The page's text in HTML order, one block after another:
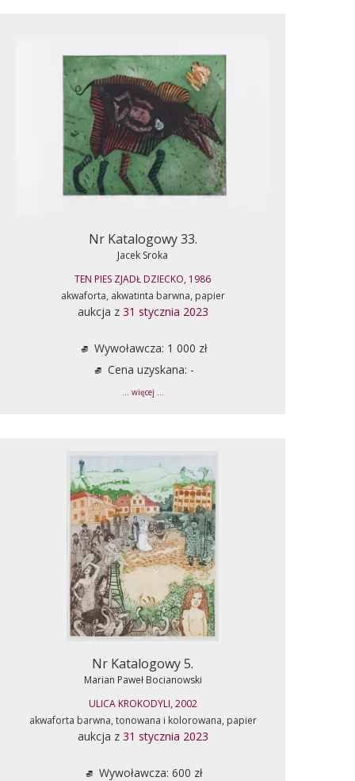
Nr Katalogowy 33.
Jacek Sroka
TEN PIES ZJADŁ DZIECKO, 1986
akwaforta, akwatinta barwna, papier
aukcja z 31 stycznia 2023
Wywoławcza: 1 000 zł
Cena uzyskana: -
... więcej ...
Nr Katalogowy 5.
Marian Paweł Bocianowski
ULICA KROKODYLI, 2002
akwaforta barwna, tonowana i kolorowana, papier
aukcja z 31 stycznia 2023
Wywoławcza: 600 zł